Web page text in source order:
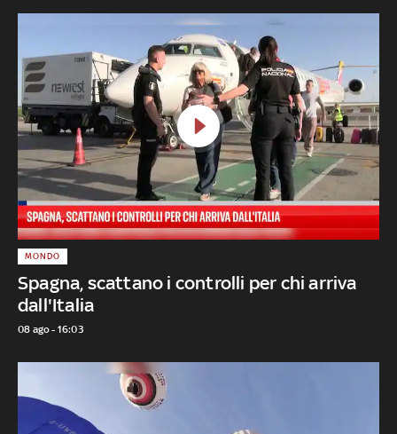
Spagna, scattano i controlli per chi arriva
dall'Italia
MONDO
08 ago - 16:03